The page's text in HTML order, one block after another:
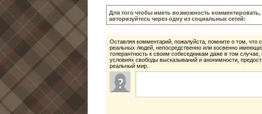
Для того чтобы иметь возможность комментировать,
авторизуйтесь через одну из социальных сетей:
Оставляя комментарий, пожалуйста, помните о том, что
реальных людей, непосредственно или косвенно
толерантность к своим собеседникам даже в том
условиях свободы высказываний и анонимности,
реальный мир.